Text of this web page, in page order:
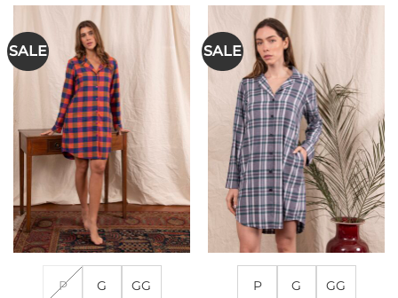
várias
variantes.
As
opções
podem
ser
escolhidas
na
página
do
produto
podem
ser
escolhidas
na
página
do
produto
SALE
P G GG
SALE
P G GG